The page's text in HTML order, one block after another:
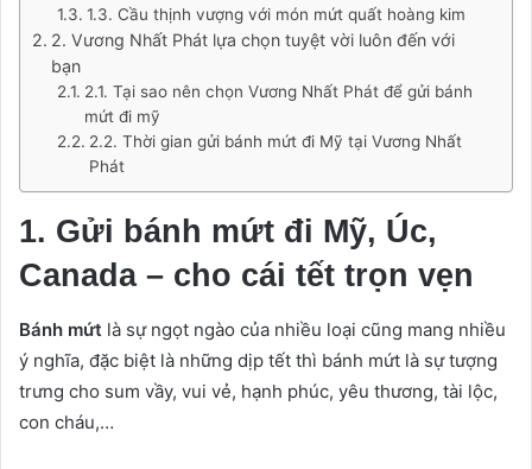
1.3. Cầu thịnh vượng với món mứt quất hoàng kim
2. Vương Nhất Phát lựa chọn tuyệt vời luôn đến với
bạn
2.1. Tại sao nên chọn Vương Nhất Phát để gửi bánh
mứt đi mỹ
2.2. Thời gian gửi bánh mứt đi Mỹ tại Vương Nhất
Phát
1. Gửi bánh mứt đi Mỹ, Úc,
Canada – cho cái tết trọn vẹn
Bánh mứt là sự ngọt ngào của nhiều loại cũng mang nhiều
ý nghĩa, đặc biệt là những dịp tết thì bánh mứt là sự tượng
trưng cho sum vầy, vui vẻ, hạnh phúc, yêu thương, tài lộc,
con cháu,…